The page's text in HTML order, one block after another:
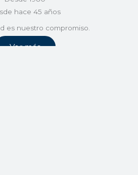
hace 45 años
es nuestro compromiso.
Ver más